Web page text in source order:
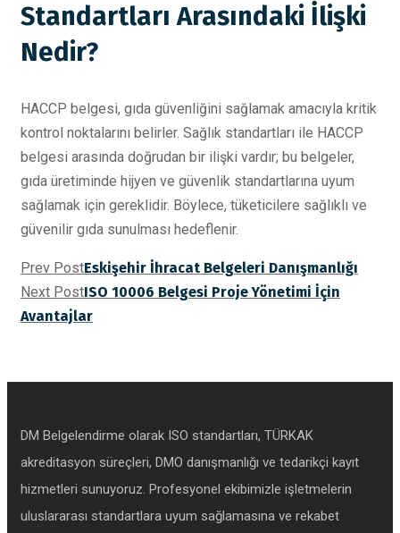
Standartları Arasındaki İlişki
Nedir?
HACCP belgesi, gıda güvenliğini sağlamak amacıyla kritik
kontrol noktalarını belirler. Sağlık standartları ile HACCP
belgesi arasında doğrudan bir ilişki vardır; bu belgeler,
gıda üretiminde hijyen ve güvenlik standartlarına uyum
sağlamak için gereklidir. Böylece, tüketicilere sağlıklı ve
güvenilir gıda sunulması hedeflenir.
Prev PostEskişehir İhracat Belgeleri Danışmanlığı
Next PostISO 10006 Belgesi Proje Yönetimi İçin
Avantajlar
DM Belgelendirme olarak ISO standartları, TÜRKAK
akreditasyon süreçleri, DMO danışmanlığı ve tedarikçi kayıt
hizmetleri sunuyoruz. Profesyonel ekibimizle işletmelerin
uluslararası standartlara uyum sağlamasına ve rekabet